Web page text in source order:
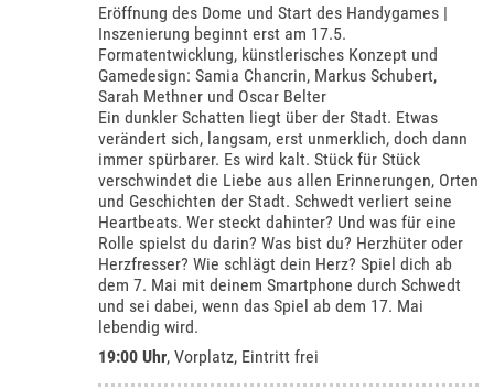
Eröffnung des Dome und Start des Handygames |
Inszenierung beginnt erst am 17.5.
Formatentwicklung, künstlerisches Konzept und
Gamedesign: Samia Chancrin, Markus Schubert,
Sarah Methner und Oscar Belter
Ein dunkler Schatten liegt über der Stadt. Etwas
verändert sich, langsam, erst unmerklich, doch dann
immer spürbarer. Es wird kalt. Stück für Stück
verschwindet die Liebe aus allen Erinnerungen, Orten
und Geschichten der Stadt. Schwedt verliert seine
Heartbeats. Wer steckt dahinter? Und was für eine
Rolle spielst du darin? Was bist du? Herzhüter oder
Herzfresser? Wie schlägt dein Herz? Spiel dich ab
dem 7. Mai mit deinem Smartphone durch Schwedt
und sei dabei, wenn das Spiel ab dem 17. Mai
lebendig wird.
19:00 Uhr, Vorplatz, Eintritt frei